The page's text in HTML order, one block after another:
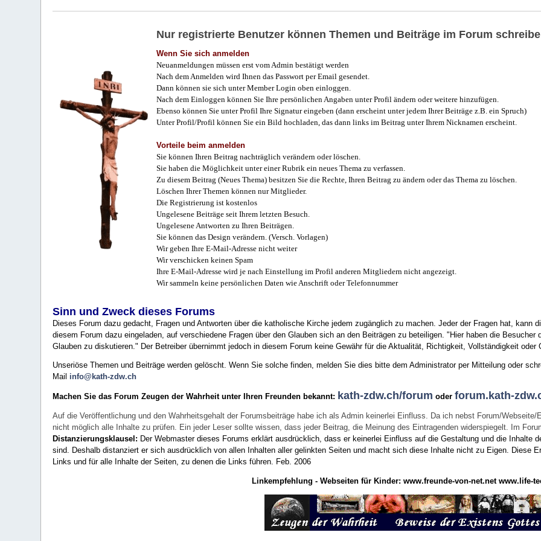
Nur registrierte Benutzer können Themen und Beiträge im Forum
Wenn Sie sich anmelden
Neuanmeldungen müssen erst vom Admin bestätigt werden
Nach dem Anmelden wird Ihnen das Passwort per Email gesendet.
Dann können sie sich unter Member Login oben einloggen.
Nach dem Einloggen können Sie Ihre persönlichen Angaben unter Profil ändern oder weitere hinzufügen.
Ebenso können Sie unter Profil Ihre Signatur eingeben (dann erscheint unter jedem Ihrer Beiträge z.B. ein Spruch)
Unter Profil/Profil können Sie ein Bild hochladen, das dann links im Beitrag unter Ihrem Nicknamen erscheint.
Vorteile beim anmelden
Sie können Ihren Beitrag nachträglich verändern oder löschen.
Sie haben die Möglichkeit unter einer Rubrik ein neues Thema zu verfassen.
Zu diesem Beitrag (Neues Thema) besitzen Sie die Rechte, Ihren Beitrag zu ändern oder das Thema zu löschen.
Löschen Ihrer Themen können nur Mitglieder.
Die Registrierung ist kostenlos
Ungelesene Beiträge seit Ihrem letzten Besuch.
Ungelesene Antworten zu Ihren Beiträgen.
Sie können das Design verändern. (Versch. Vorlagen)
Wir geben Ihre E-Mail-Adresse nicht weiter
Wir verschicken keinen Spam
Ihre E-Mail-Adresse wird je nach Einstellung im Profil anderen Mitgliedern nicht angezeigt.
Wir sammeln keine persönlichen Daten wie Anschrift oder Telefonnummer
Sinn und Zweck dieses Forums
Dieses Forum dazu gedacht, Fragen und Antworten über die katholische Kirche jedem zugänglich zu machen. Jeder der Fragen hat, kann
diesem Forum dazu eingeladen, auf verschiedene Fragen über den Glauben sich an den Beiträgen zu beteiligen. "Hier haben die
Glauben zu diskutieren." Der Betreiber übernimmt jedoch in diesem Forum keine Gewähr für die Aktualität, Richtigkeit, Vollständigkeit
Unseriöse Themen und Beiträge werden gelöscht. Wenn Sie solche finden, melden Sie dies bitte dem Administrator per Mitteilung oder
Mail info@kath-zdw.ch
Machen Sie das Forum Zeugen der Wahrheit unter Ihren Freunden bekannt: kath-zdw.ch/forum oderforum.kath-
Auf die Veröffentlichung und den Wahrheitsgehalt der Forumsbeiträge habe ich als Admin keinerlei Einfluss. Da ich nebst Forum/
nicht möglich alle Inhalte zu prüfen. Ein jeder Leser sollte wissen, dass jeder Beitrag, die Meinung des Eintragenden widerspiegelt. Im
Distanzierungsklausel: Der Webmaster dieses Forums erklärt ausdrücklich, dass er keinerlei Einfluss auf die Gestaltung und die Inhalte
sind. Deshalb distanziert er sich ausdrücklich von allen Inhalten aller gelinkten Seiten und macht sich diese Inhalte nicht zu Eigen. Diese
Links und für alle Inhalte der Seiten, zu denen die Links führen. Feb. 2006
Linkempfehlung - Webseiten für Kinder: www.freunde-von-net.net www.life-